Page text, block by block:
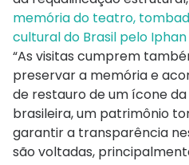
memória do teatro,
cultural do Brasil pelo Iphan
“As visitas cumprem
preservar a memória e
de restauro de um ícone
brasileira, um patrimônio
garantir a transparência
são voltadas,